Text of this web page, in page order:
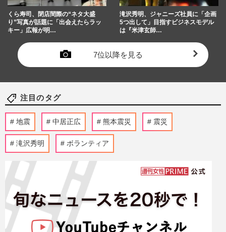
くら寿司、閉店間際の“ネタ大盛
り”写真が話題に「出会えたらラッ
キー」広報が明…
滝沢秀明、ジャニーズ社員に「企画
5つ出して」目指すビジネスモデル
は『米津玄師…
7位以降を見る
注目のタグ
地震 中居正広 熊本震災 震災
滝沢秀明 ボランティア